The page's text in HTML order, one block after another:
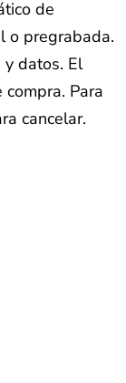
de
o pregrabada.
y datos. El
Para
cancelar.